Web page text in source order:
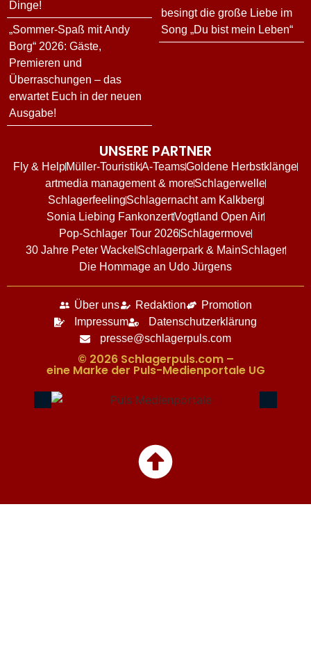
Dinge!
„Sommer-Spaß mit Andy
Borg“ 2026: Gäste,
Premieren und
Überraschungen – das
erwartet Euch in der neuen
Ausgabe!
besingt die große Liebe im
Song „Du bist mein Leben“
UNSERE PARTNER
Fly & HelpMüller-TouristikA-TeamsGoldene Herbstklänge
artmedia management & moreSchlagerwelle
SchlagerfeelingSchlagernacht am Kalkberg
Sonia Liebing FankonzertVogtland Open Air
Pop-Schlager Tour 2026Schlagermove
30 Jahre Peter Wackel Schlagerpark & MainSchlager
Die Hommage an Udo Jürgens
Über uns Redaktion
Promotion
Impressum
Datenschutzerklärung
presse@schlagerpuls.com
© 2026 Schlagerpuls.com –
eine Marke der Puls-Medienportale UG​